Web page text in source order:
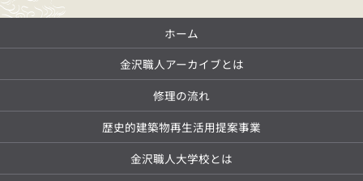
ホーム
金沢職人アーカイブとは
修理の流れ
歴史的建築物再生活用提案事業
金沢職人大学校とは